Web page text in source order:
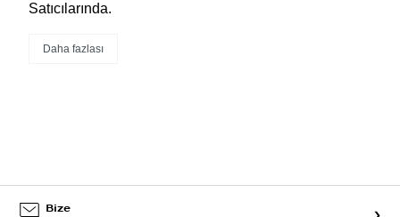
Satıcılarında.
Daha fazlası
Bize